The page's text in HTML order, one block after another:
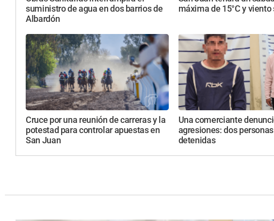
suministro de agua en dos barrios de
Albardón
máxima de 15°C y viento
Cruce por una reunión de carreras y la
potestad para controlar apuestas en
San Juan
Una comerciante
agresiones: dos
detenidas